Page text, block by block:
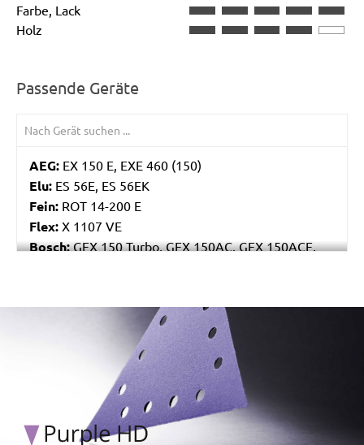
Farbe, Lack
Holz
Passende Geräte
AEG: EX 150 E, EXE 460 (150)
Elu: ES 56E, ES 56EK
Fein: ROT 14-200 E
Flex: X 1107 VE
Bosch:GEX 150 Turbo, GEX 150AC, GEX 150ACE,
Kress:900 HEX/2, 900 MPS
D26410, DW443
ETS 150
SXE 425 XL, SXE 450 Duo, SXE 450
LRT 150, RO 150 E
Wegoma:RT 188N, RTE 146L, RTE 46L, RX 91C
/marketing/parallax/menzer/parallax_logos/